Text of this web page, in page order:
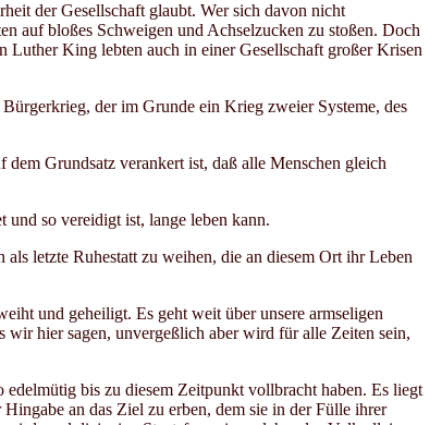
der Gesellschaft glaubt. Wer sich davon nicht
auf bloßes Schweigen und Achselzucken zu stoßen. Doch
King lebten auch in einer Gesellschaft großer Krisen
der im Grunde ein Krieg zweier Systeme, des
Grundsatz verankert ist, daß alle Menschen gleich
so vereidigt ist, lange leben kann.
letzte Ruhestatt zu weihen, die an diesem Ort ihr Leben
und geheiligt. Es geht weit über unsere armseligen
hier sagen, unvergeßlich aber wird für alle Zeiten sein,
bis zu diesem Zeitpunkt vollbracht haben. Es liegt
an das Ziel zu erben, dem sie in der Fülle ihrer